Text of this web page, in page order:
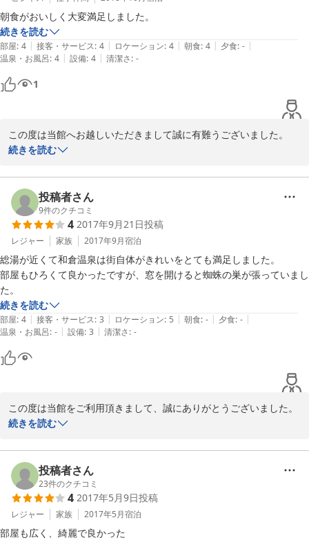
朝食がおいしく大変満足しました。
続きを読む
部屋: 4 | 接客・サービス: 4 | ロケーション: 4 | 朝食: 4 | 夕食: - |
温泉・お風呂: 4 | 設備: 4 | 清潔さ: -
1
この度は当館へお越しいただきまして誠に有難うございました。
そして、お仕事お疲れさまでした。
ございました。
2018-12-02
続きを読む
投稿者さん
9件のクチコミ
4 2017年9月21日投稿
レジャー 家族 2017年9月宿泊
総湯が近くて和倉温泉は街自体がきれいをとても満足しました。
部屋もひろくて良かったですが、窓を開けると蜘蛛の巣が張っていまし
た。
続きを読む
部屋: 4 | 接客・サービス: 3 | ロケーション: 5 | 朝食: - | 夕食: - |
温泉・お風呂: - | 設備: 3 | 清潔さ: -
この度は当館をご利用頂きまして、誠にありがとうございました。
まずは、清掃に十分気をつけているにも関わらずお客様に不快な思
タッフを集め朝礼にてお客様の口コミを読みあげ、今後このような
ことがないように話し合い致しました。
貴重なご意見、ありがとうございました。
フロント係
2017-09-25
続きを読む
投稿者さん
23件のクチコミ
4 2017年5月9日投稿
レジャー 家族 2017年5月宿泊
部屋も広く、綺麗で良かった